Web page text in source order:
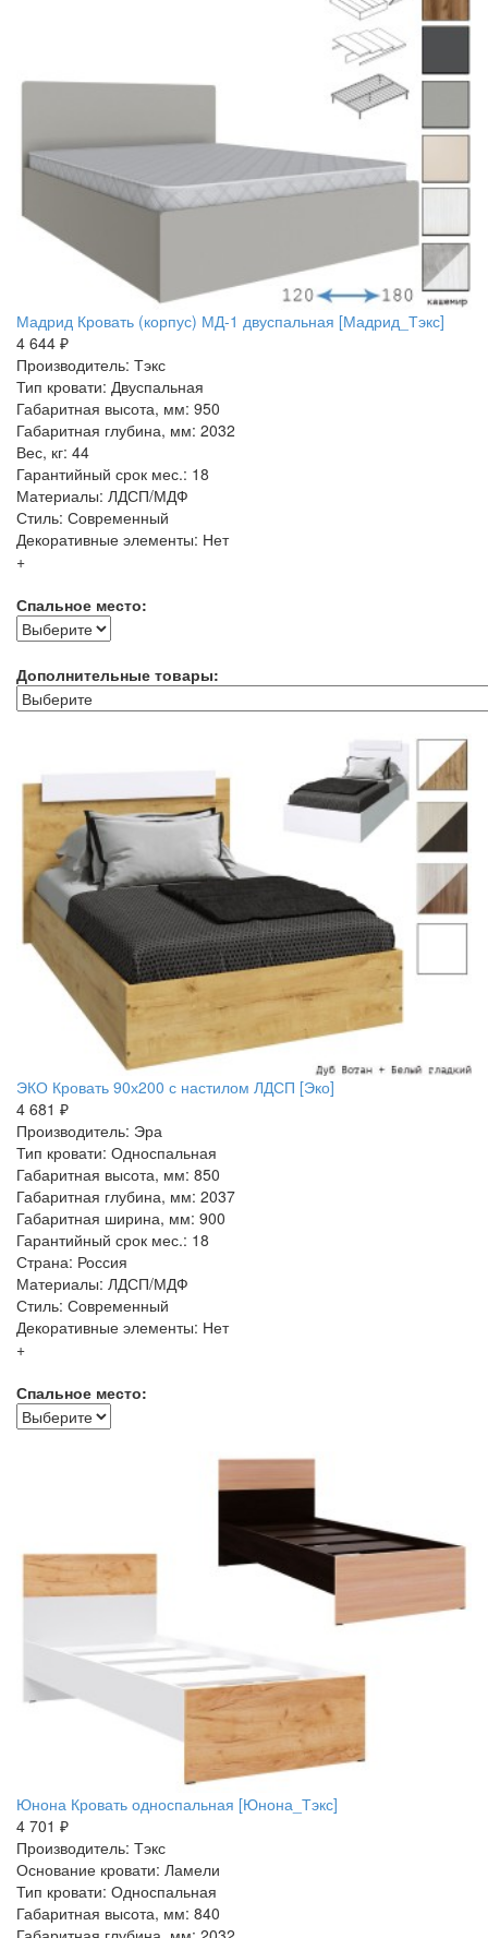
Мадрид Кровать (корпус) МД-1 двуспальная [Мадрид_Тэкс]
4 644 ₽
Производитель: Тэкс
Тип кровати: Двуспальная
Габаритная высота, мм: 950
Габаритная глубина, мм: 2032
Вес, кг: 44
Гарантийный срок мес.: 18
Материалы: ЛДСП/МДФ
Стиль: Современный
Декоративные элементы: Нет
+
Спальное место:
Дополнительные товары:
ЭКО Кровать 90х200 с настилом ЛДСП [Эко]
4 681 ₽
Производитель: Эра
Тип кровати: Односпальная
Габаритная высота, мм: 850
Габаритная глубина, мм: 2037
Габаритная ширина, мм: 900
Гарантийный срок мес.: 18
Страна: Россия
Материалы: ЛДСП/МДФ
Стиль: Современный
Декоративные элементы: Нет
+
Спальное место:
Юнона Кровать односпальная [Юнона_Тэкс]
4 701 ₽
Производитель: Тэкс
Основание кровати: Ламели
Тип кровати: Односпальная
Габаритная высота, мм: 840